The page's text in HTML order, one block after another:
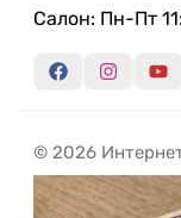
Салон: Пн-Пт
© 2026